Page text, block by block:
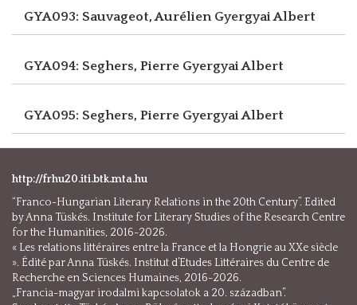
GYA093: Sauvageot, Aurélien Gyergyai Albert
GYA094: Seghers, Pierre Gyergyai Albert
GYA095: Seghers, Pierre Gyergyai Albert
http://frhu20.iti.btk.mta.hu
“Franco-Hungarian Literary Relations in the 20th Century”. Edited
by Anna Tüskés. Institute for Literary Studies of the Research Centre
for the Humanities, 2016-2026.
« Les relations littéraires entre la France et la Hongrie au XXe siècle
». Édité par Anna Tüskés. Institut d’Etudes Littéraires du Centre de
Recherche en Sciences Humaines, 2016-2026.
„Francia-magyar irodalmi kapcsolatok a 20. században”.